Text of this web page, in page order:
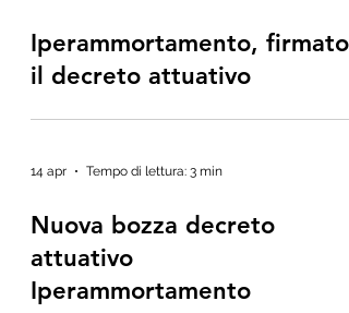
Iperammortamento, firmato
il decreto attuativo
14 apr Tempo di lettura: 3 min
Nuova bozza decreto
attuativo
Iperammortamento